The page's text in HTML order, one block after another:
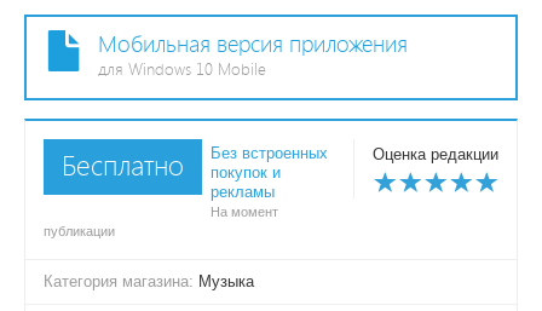
Мобильная версия приложения
для Windows 10 Mobile
Бесплатно
Без встроенных
покупок и
рекламы
На момент
публикации
Оценка редакции
Категория магазина: Музыка